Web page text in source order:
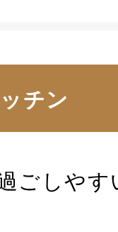
チン
ごしや